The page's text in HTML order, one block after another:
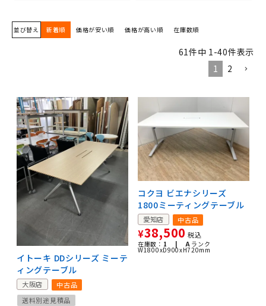
並び替え 新着順 価格が安い順 価格が高い順 在庫数順
61件中 1-40件表示
1
2
イトーキ DDシリーズ ミーテ
ィングテーブル
大阪店
中古品
送料別途見積品
コクヨ ビエナシリーズ
1800ミーティングテーブル
愛知店 中古品
¥38,500 税込
在庫数： 1 | A ランク
W1800xD900xH720mm